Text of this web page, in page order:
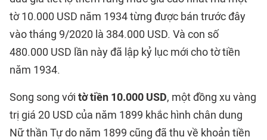
tờ 10.000 USD năm 1934 từng được bán trước đây
vào tháng 9/2020 là 384.000 USD. Và con số
480.000 USD lần này đã lập kỷ lục mới cho tờ tiền
năm 1934.
Song song với tờ tiền 10.000 USD, một đồng xu vàng
trị giá 20 USD của năm 1899 khắc hình chân dung
Nữ thần Tự do năm 1899 cũng đã thu về khoản tiền